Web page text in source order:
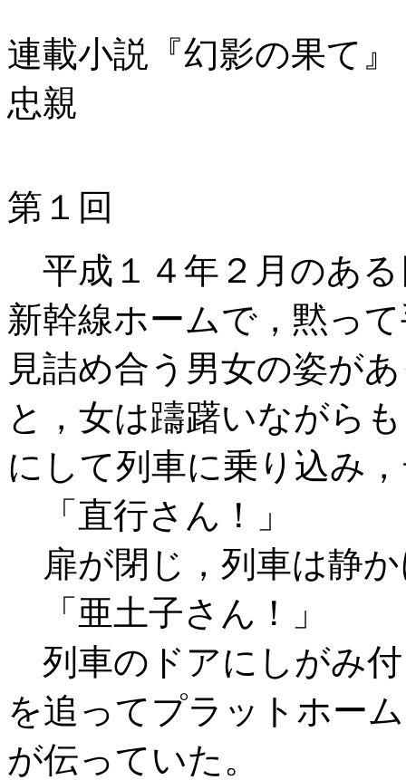
連載小説『
忠親
第１回
平成１４年２月のある
新幹線ホームで，黙っ
見詰め合う男女の姿が
と，女は躊躇いながら
にして列車に乗り込み
「直行さん！」
扉が閉じ，列車は静
「亜土子さん！」
列車のドアにしがみ
を追ってプラットホー
が伝っていた。